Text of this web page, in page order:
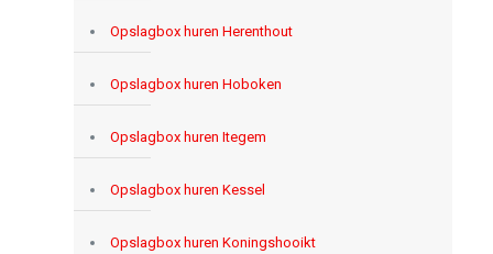
Opslagbox huren Herenthout
Opslagbox huren Hoboken
Opslagbox huren Itegem
Opslagbox huren Kessel
Opslagbox huren Koningshooikt